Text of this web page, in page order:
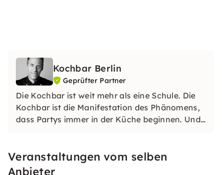
Kochbar Berlin
Geprüfter Partner
Die Kochbar ist weit mehr als eine Schule. Die
Kochbar ist die Manifestation des Phänomens,
dass Partys immer in der Küche beginnen. Und
Veranstaltungen vom selben
Anbieter